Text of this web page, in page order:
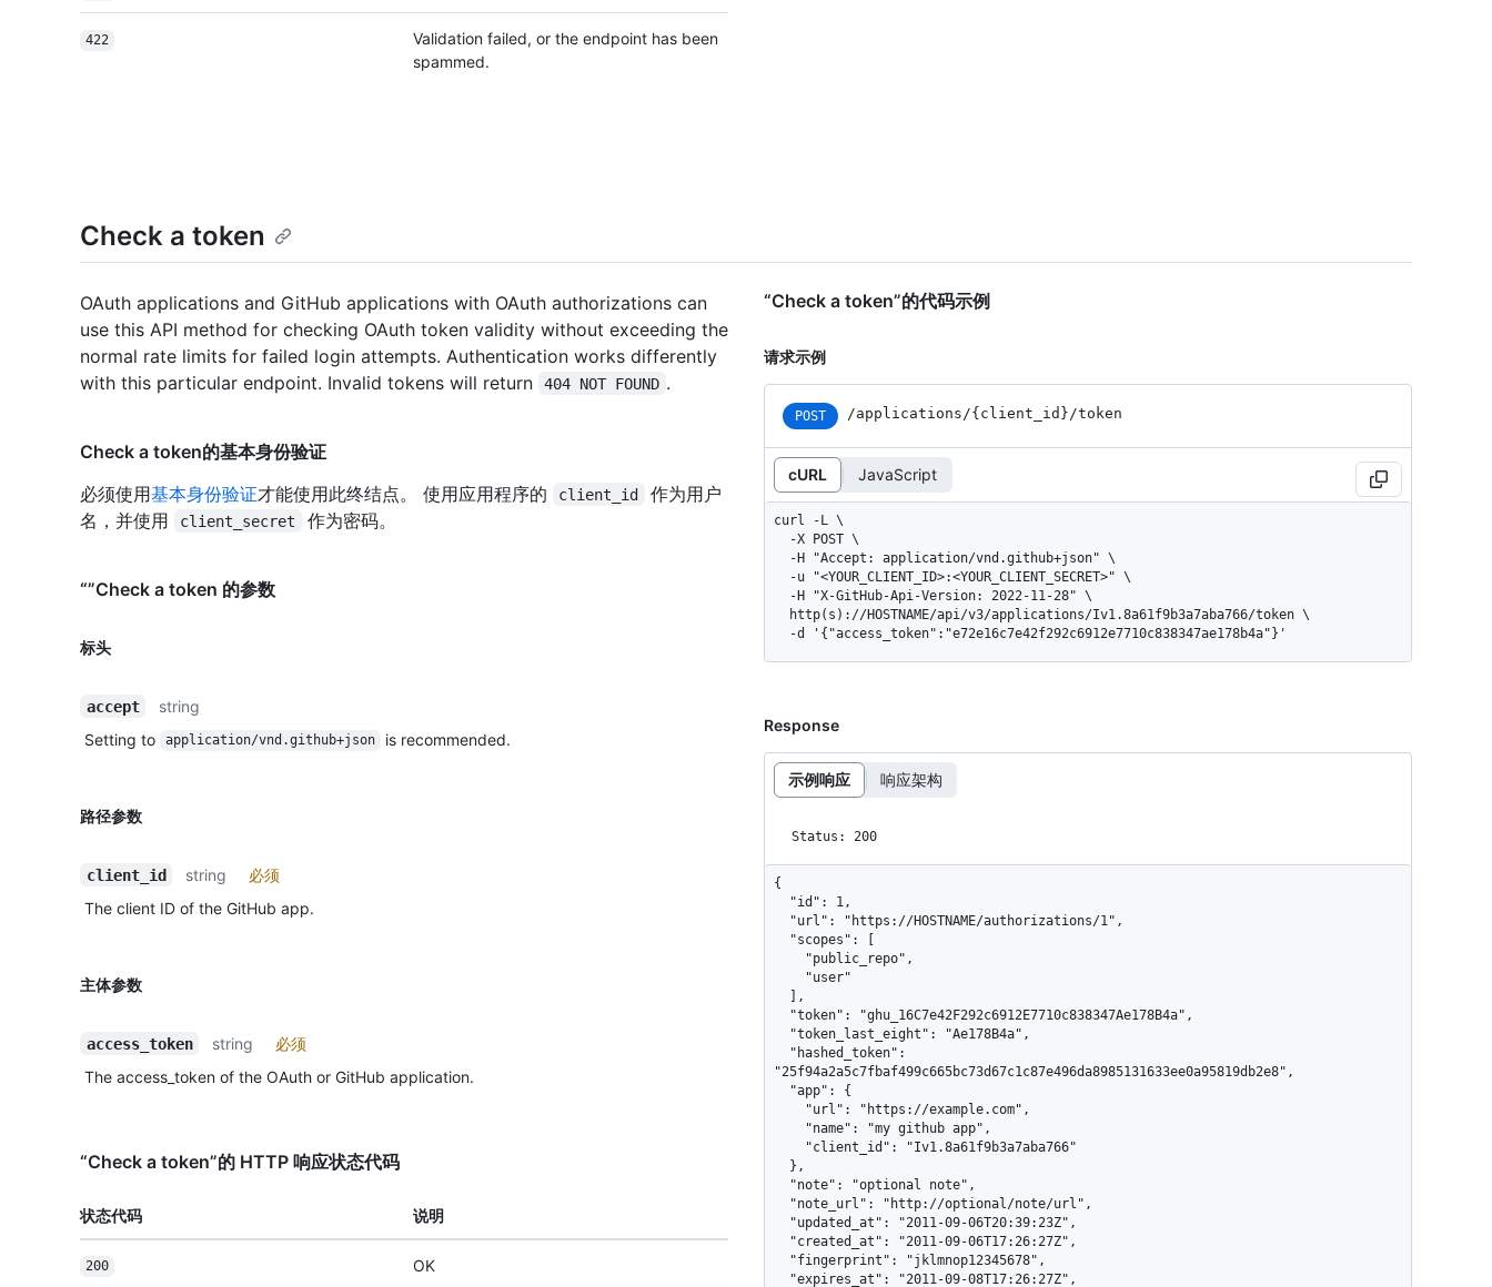
422
Validation failed, or the endpoint has been
spammed.
Check a token
OAuth applications and GitHub applications with OAuth authorizations can
use this API method for checking OAuth token validity without exceeding the
normal rate limits for failed login attempts. Authentication works differently
with this particular endpoint. Invalid tokens will return
404 NOT FOUND .
Check a token的基本身份验证
必须使用基本身份验证才能使用此终结点。 使用应用程序的 client_id
作为用户
名，并使用
client_secret 作为密码。
“”Check a token 的参数
标头
accept
string
Setting to
application/vnd.github+json is recommended.
路径参数
client_id string
必须
The client ID of the GitHub app.
主体参数
access_token string
必须
The access_token of the OAuth or GitHub application.
“Check a token”的 HTTP 响应状态代码
状态代码 说明
200 OK
“Check a token”的代码示例
请求示例
POST /applications /{client_ id} /token
cURL JavaScript
curl -L \
  -d '{"access_token":"e72e16c7e42f292c6912e7710c838347ae178b4a"}'
Response
示例响应 响应架构
Status: 200
{
"25f94a2a5c7fbaf499c665bc73d67c1c87e496da8985131633ee0a95819db2e8",